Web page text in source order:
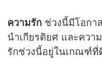
ความรัก ช่วงนี้มีโอกา
นำเกียรติยศ และควา
รักช่วงนี้อยู่ในเกณฑ์ที่